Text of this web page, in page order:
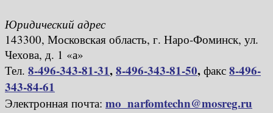
Юридический адрес
143300, Московская область, г. Наро-Фоминск, ул.
Чехова, д. 1 «а»
Тел. 8-496-343-81-31,8-496-343-81-50, факс 8-496-
343-84-61
Электронная почта: mo_narfomtechn@mosreg.ru